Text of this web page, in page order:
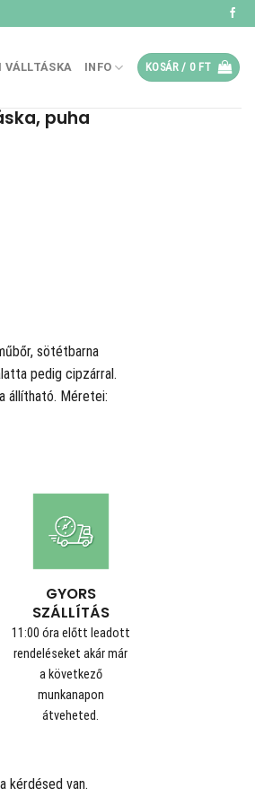
VÁLLTÁSKA INFO KOSÁR / 0 FT
puha
sötétbarna mennyiség
sötétbarna
pedig cipzárral.
állítható. Méretei:
GYORS
SZÁLLÍTÁS
11:00 óra előtt leadott
rendeléseket akár már
a következő
munkanapon
átveheted.
kérdésed van.